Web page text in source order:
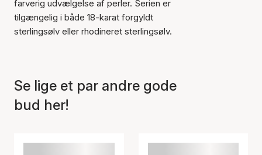
farverig udvælgelse af perler. Serien er
tilgængelig i både 18-karat forgyldt
sterlingsølv eller rhodineret sterlingsølv.
Se lige et par andre gode
bud her!